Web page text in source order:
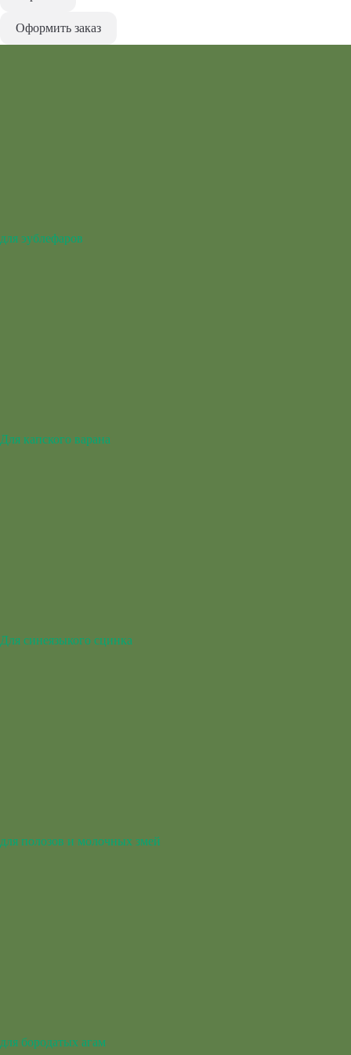
Оформить заказ
для эублефаров
Для капского варана
Для синеязыкого сцинка
для полозов и молочных змей
для бородатых агам